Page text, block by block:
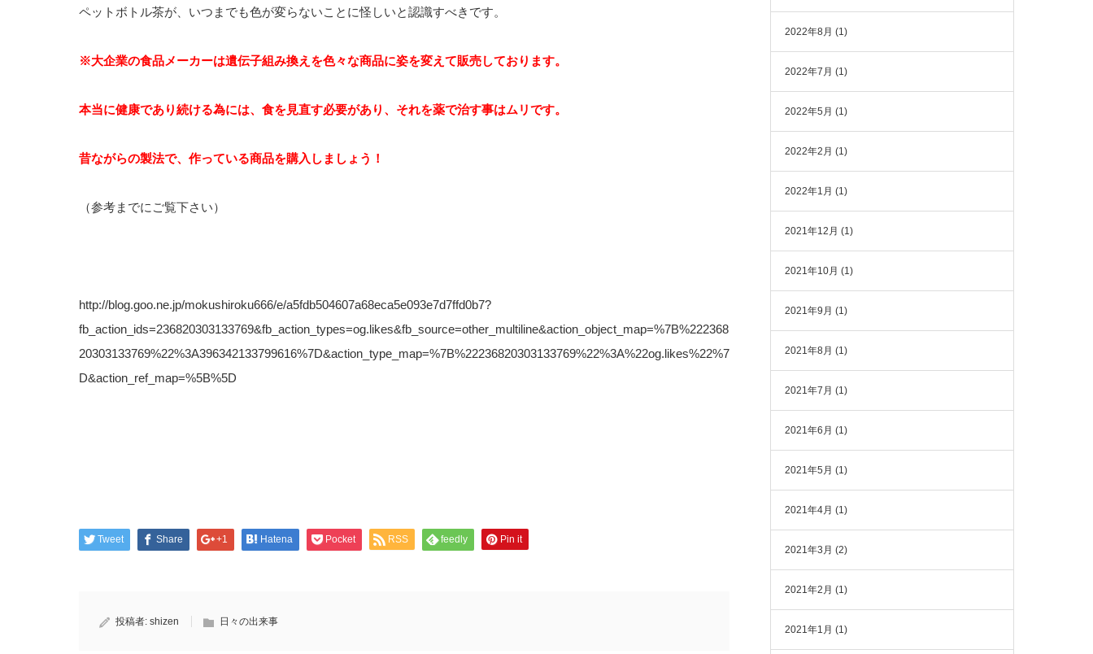
ペットボトル茶が、いつまでも色が変らないことに怪しいと認識すべきです。
※大企業の食品メーカーは遺伝子組み換えを色々な商品に姿を変えて販売しております。
本当に健康であり続ける為には、食を見直す必要があり、それを薬で治す事はムリです。
昔ながらの製法で、作っている商品を購入しましょう！
（参考までにご覧下さい）
http://blog.goo.ne.jp/mokushiroku666/e/a5fdb504607a68eca5e093e7d7ffd0b7?
fb_action_ids=236820303133769&fb_action_types=og.likes&fb_source=other_multiline&action_object_map=%7B%222368
20303133769%22%3A396342133799616%7D&action_type_map=%7B%22236820303133769%22%3A%22og.likes%22%7
D&action_ref_map=%5B%5D
Tweet Share +1 Hatena Pocket RSS feedly Pin it
投稿者: shizen 日々の出来事
2022年8月 (1)
2022年7月 (1)
2022年5月 (1)
2022年2月 (1)
2022年1月 (1)
2021年12月 (1)
2021年10月 (1)
2021年9月 (1)
2021年8月 (1)
2021年7月 (1)
2021年6月 (1)
2021年5月 (1)
2021年4月 (1)
2021年3月 (2)
2021年2月 (1)
2021年1月 (1)